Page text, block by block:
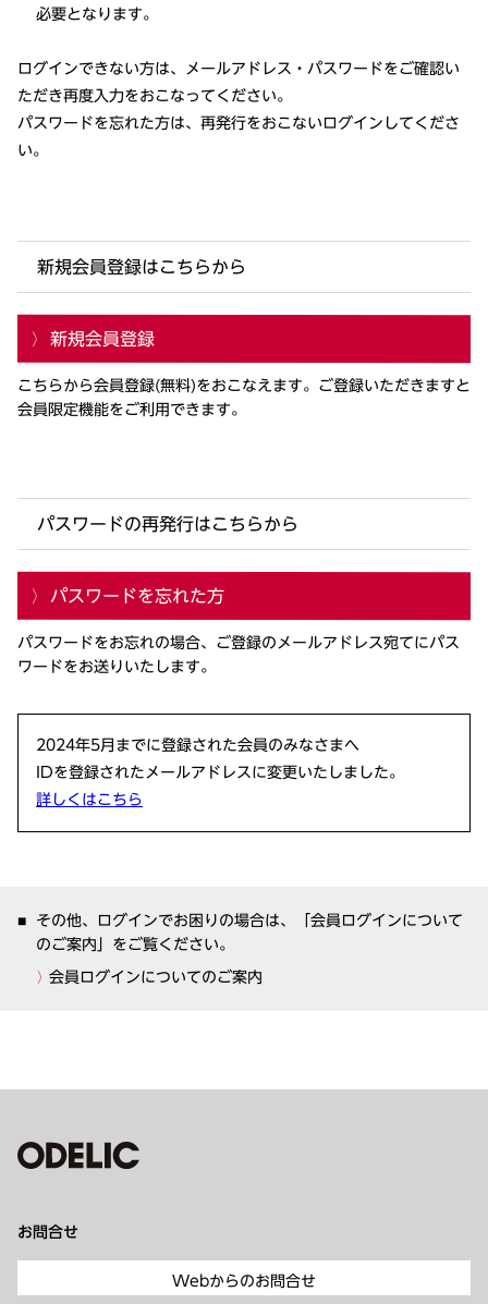
必要となります。
ログインできない方は、メールアドレス・パスワードをご確認い
ただき再度入力をおこなってください。
パスワードを忘れた方は、再発行をおこないログインしてくださ
い。
新規会員登録はこちらから
新規会員登録
こちらから会員登録(無料)をおこなえます。ご登録いただきますと
会員限定機能をご利用できます。
パスワードの再発行はこちらから
パスワードを忘れた方
パスワードをお忘れの場合、ご登録のメールアドレス宛てにパス
ワードをお送りいたします。
2024年5月までに登録された会員のみなさまへ
IDを登録されたメールアドレスに変更いたしました。
詳しくはこちら
その他、ログインでお困りの場合は、「会員ログインについて
のご案内」をご覧ください。
会員ログインについてのご案内
お問合せ
Webからのお問合せ